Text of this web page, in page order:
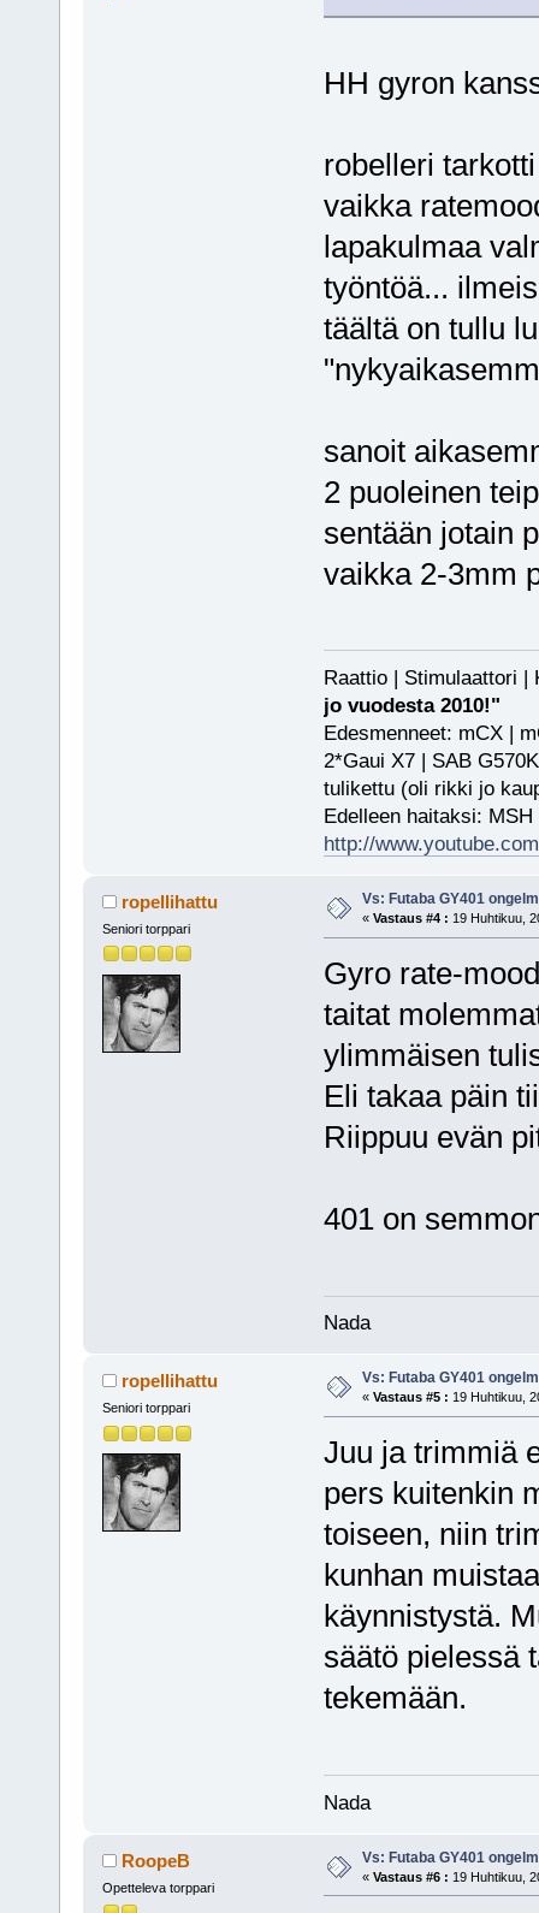
HH gyron
robelleri
vaikka
lapakulmaa
työntöä...
täältä on tullu
sanoit
2 puoleinen
sentään jotain
vaikka 2-3mm
Raattio |
jo vuodesta 2010!"
Edesmenneet: mCX |
2*Gaui X7 | SAB
tulikettu (oli rikki jo
Edelleen haitaksi:
http://
ropellihattu
Seniori torppari
Vs: Futaba GY401
« Vastaus #4 : 19 Huhtikuu,
Gyro rate-
taitat
ylimmäisen
Eli takaa päin
Riippuu evän
401 on
Nada
ropellihattu
Seniori torppari
Vs: Futaba GY401
« Vastaus #5 : 19 Huhtikuu,
Juu ja trimmiä
pers kuitenkin
toiseen, niin
kunhan
käynnistystä.
säätö pielessä
tekemään.
Nada
RoopeB
Opetteleva torppari
Vs: Futaba GY401
« Vastaus #6 : 19 Huhtikuu,